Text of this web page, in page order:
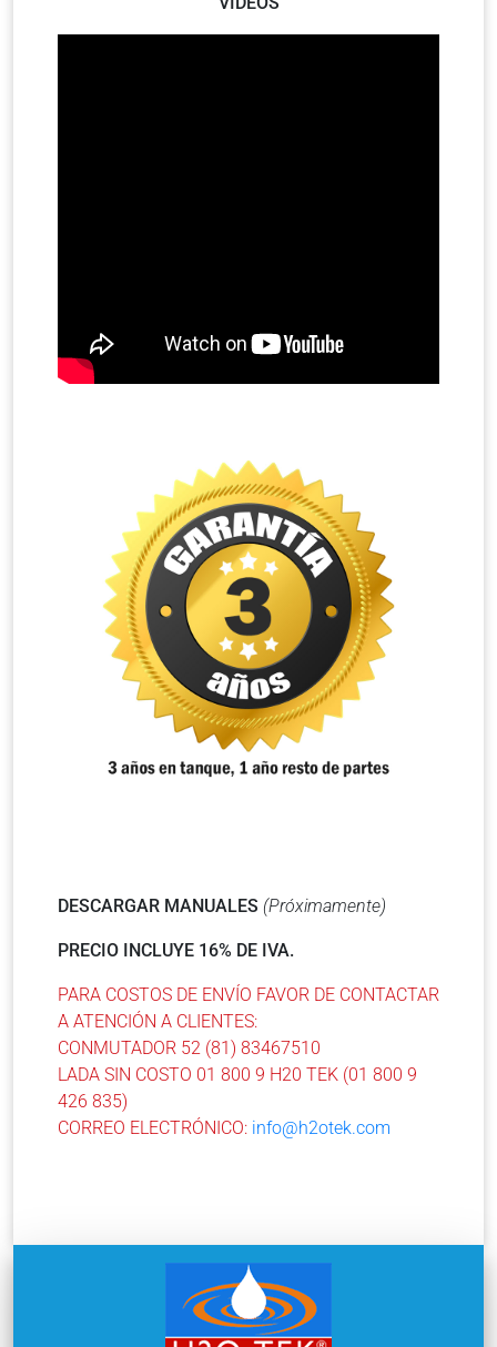
DESCARGAR MANUALES (Próximamente)
PRECIO INCLUYE 16% DE IVA.
PARA COSTOS DE ENVÍO FAVOR DE CONTACTAR
A ATENCIÓN A CLIENTES:
CONMUTADOR 52 (81) 83467510
LADA SIN COSTO 01 800 9 H20 TEK (01 800 9
426 835)
CORREO ELECTRÓNICO: info@h2otek.com